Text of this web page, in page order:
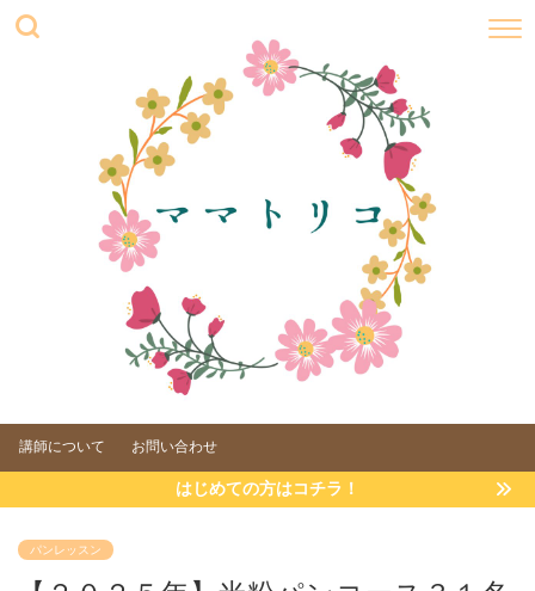
講師について お問い合わせ
はじめての方はコチラ！
パンレッスン